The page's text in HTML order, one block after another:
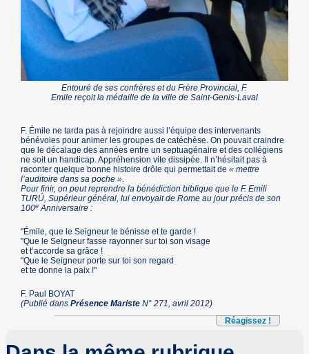
Entouré de ses confrères et du Frère Provincial, F.
Emile reçoit la médaille de la ville de Saint-Genis-Laval
F. Émile ne tarda pas à rejoindre aussi l’équipe des intervenants
bénévoles pour animer les groupes de catéchèse. On pouvait craindre
que le décalage des années entre un septuagénaire et des collégiens
ne soit un handicap. Appréhension vite dissipée. Il n’hésitait pas à
raconter quelque bonne histoire drôle qui permettait de« mettre
l’auditoire dans sa poche ».
Pour finir, on peut reprendre la bénédiction biblique que le F. Emili
TURÚ, Supérieur général, lui envoyait de Rome au jour précis de son
100e Anniversaire :
"Émile, que le Seigneur te bénisse et te garde !
"Que le Seigneur fasse rayonner sur toi son visage
et t’accorde sa grâce !
"Que le Seigneur porte sur toi son regard
et te donne la paix !"
F. Paul BOYAT
(Publié dansPrésence Mariste N° 271, avril 2012)
Réagissez !